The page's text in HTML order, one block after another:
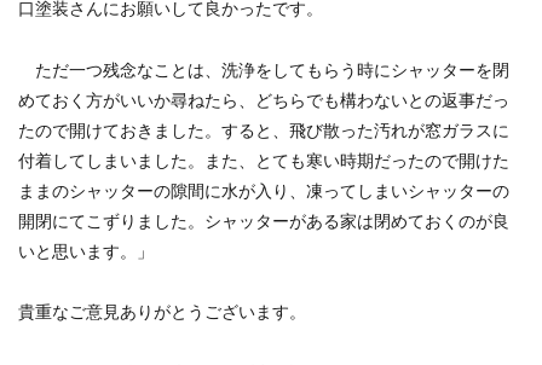
口塗装さんにお願いして良かったです。
ただ一つ残念なことは、洗浄をしてもらう時にシャッターを閉
めておく方がいいか尋ねたら、どちらでも構わないとの返事だっ
たので開けておきました。すると、飛び散った汚れが窓ガラスに
付着してしまいました。また、とても寒い時期だったので開けた
ままのシャッターの隙間に水が入り、凍ってしまいシャッターの
開閉にてこずりました。シャッターがある家は閉めておくのが良
いと思います。」
貴重なご意見ありがとうございます。